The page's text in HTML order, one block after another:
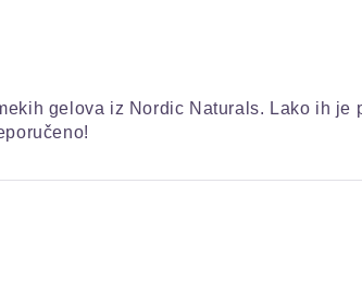
gelova iz Nordic Naturals. Lako ih